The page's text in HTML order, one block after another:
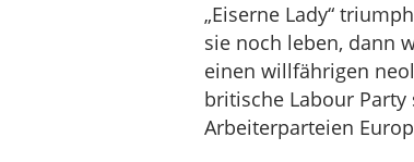
„Eiserne Lady“
sie noch leben, dann
einen willfährigen
britische Labour
Arbeiterparteien